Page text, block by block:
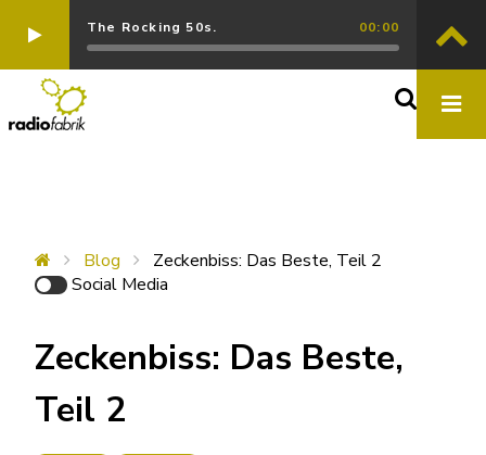
The Rocking 50s. 00:00
Blog
Zeckenbiss: Das Beste, Teil 2
Social Media
Zeckenbiss: Das Beste,
Teil 2